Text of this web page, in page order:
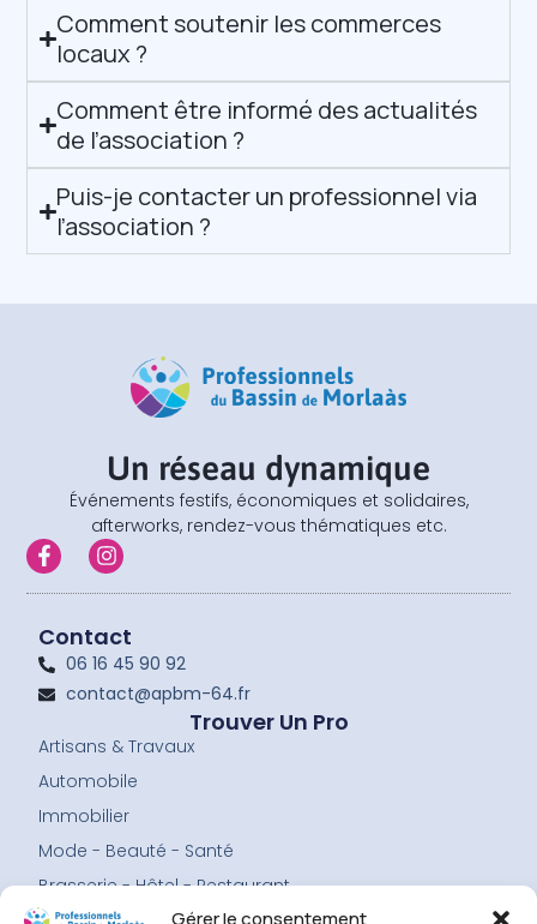
Gérer le consentement
Comment soutenir les commerces
locaux ?
Comment être informé des actualités
de l’association ?
Puis-je contacter un professionnel via
l’association ?
Trouver Un Pro
Artisans & Travaux
Automobile
Immobilier
Mode - Beauté - Santé
Brasserie - Hôtel - Restaurant
Contact
06 16 45 90 92
contact@apbm-64.fr
Un réseau dynamique
Événements festifs, économiques et solidaires,
afterworks, rendez-vous thématiques etc.
F
a
c
b
o
o
k
f
I
n
s
a
g
r
a